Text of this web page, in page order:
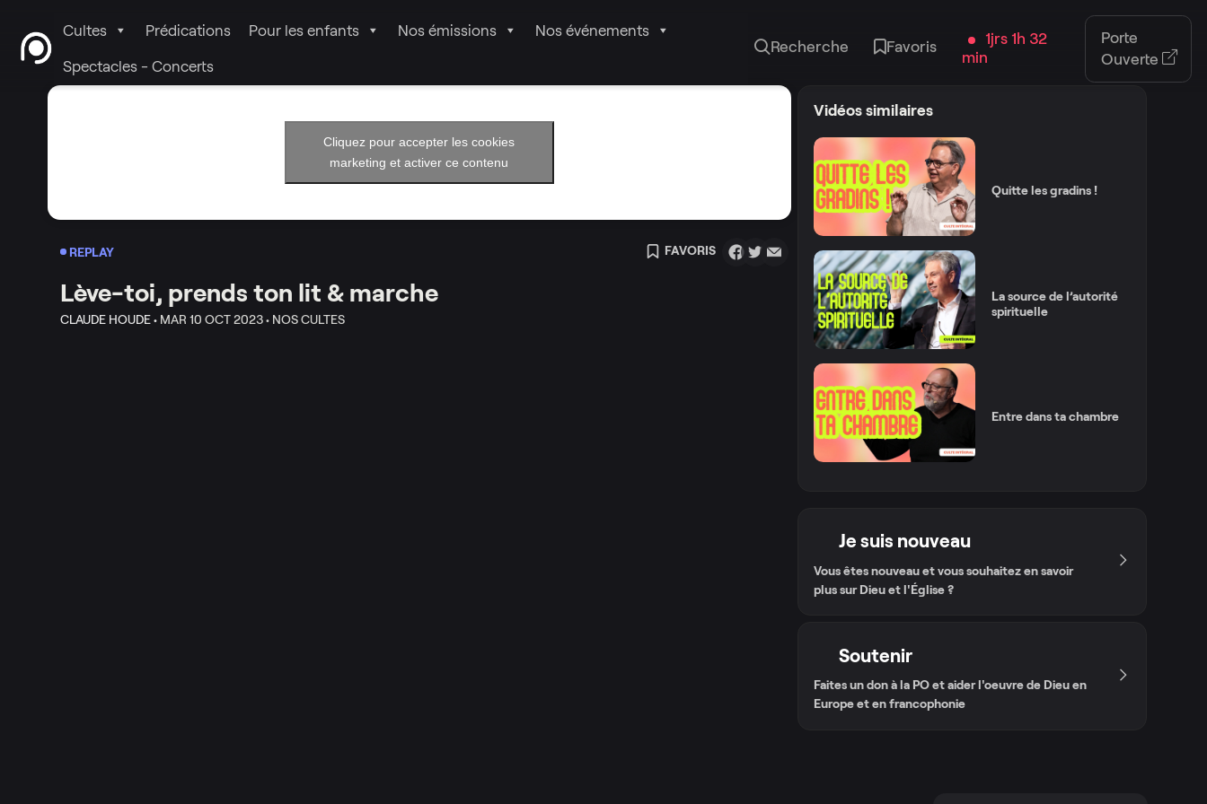
Cultes Prédications Pour les enfants Nos émissions Nos événements
Spectacles - Concerts
Recherche Favoris
1jrs 1h 32
min
Porte
Ouverte
Cliquez pour accepter les cookies
marketing et activer ce contenu
REPLAY FAVORIS
Lève-toi, prends ton lit & marche
CLAUDE HOUDE • MAR 10 OCT 2023 • NOS CULTES
Vidéos similaires
Quitte les gradins !
La source de l’autorité
spirituelle
Entre dans ta chambre
Je suis nouveau
Vous êtes nouveau et vous souhaitez en savoir
plus sur Dieu et l'Église ?
Soutenir
Faites un don à la PO et aider l'oeuvre de Dieu en
Europe et en francophonie